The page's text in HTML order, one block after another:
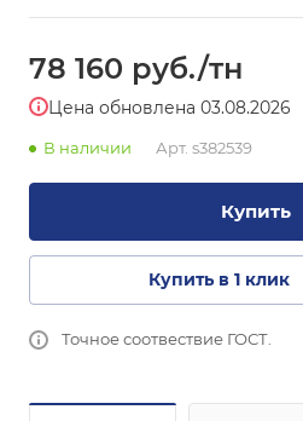
78 160 руб./тн
Цена обновлена 03.08.2026
В наличии Арт. s382539
Купить
Купить в 1 клик
Точное соотвествие ГОСТ.